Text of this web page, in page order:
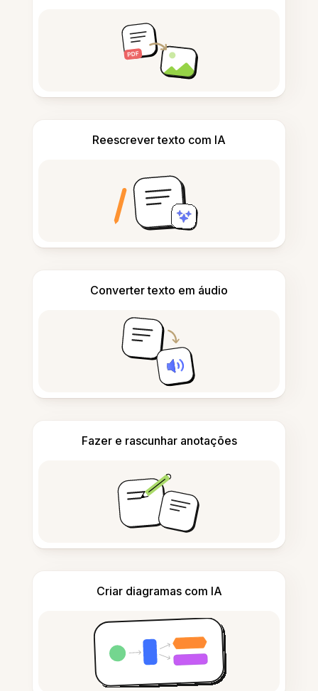
Reescrever texto com IA
Converter texto em áudio
Fazer e rascunhar anotações
Criar diagramas com IA